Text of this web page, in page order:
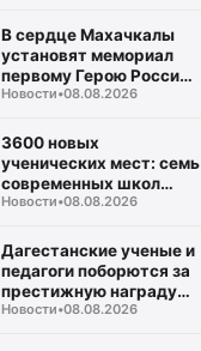
Херсонской области
В сердце Махачкалы
установят мемориал
первому Герою России
СВО Нурмагомеду
Новости•08.08.2026
3600 новых
ученических мест: семь
современных школ
откроют двери для
сентября
Новости•08.08.2026
Дагестанские ученые и
педагоги поборются за
престижную награду
«Знание. Премия» в
Новости•08.08.2026